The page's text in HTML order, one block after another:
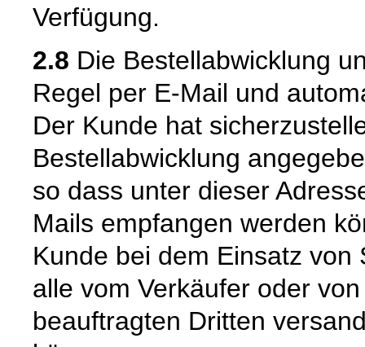
Verfügung.
2.8 Die Bestellabwicklung
Regel per E-Mail und
Der Kunde hat
Bestellabwicklung
so dass unter dieser
Mails empfangen werden
Kunde bei dem Einsatz
alle vom Verkäufer oder
beauftragten Dritten